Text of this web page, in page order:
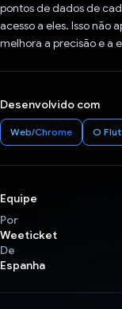
pontos de dados de
acesso a eles. Isso não
melhora a precisão e a
Desenvolvido com
Web/Chrome O
Equipe
Por
Weeticket
De
Espanha